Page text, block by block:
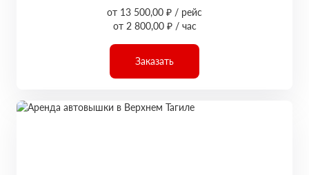
от 13 500,00 ₽ / рейс
от 2 800,00 ₽ / час
Заказать